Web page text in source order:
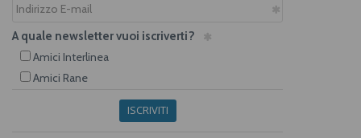
A quale newsletter vuoi iscriverti?
Amici Interlinea
Amici Rane
ISCRIVITI